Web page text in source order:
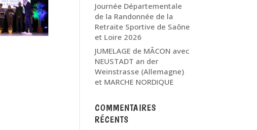
Journée Départementale
de la Randonnée de la
Retraite Sportive de Saône
et Loire 2026
JUMELAGE de MÂCON avec
NEUSTADT an der
Weinstrasse (Allemagne)
et MARCHE NORDIQUE
COMMENTAIRES
RÉCENTS